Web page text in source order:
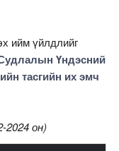
ийм үйлдлийг
Үндэсний
тасгийн их эмч
2024 он)